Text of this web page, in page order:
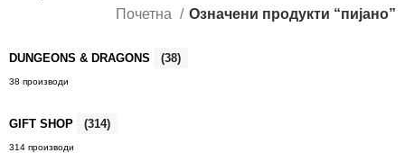
Почетна Означени продукти “пијано”
DUNGEONS & DRAGONS (38)
38 производи
GIFT SHOP (314)
314 производи